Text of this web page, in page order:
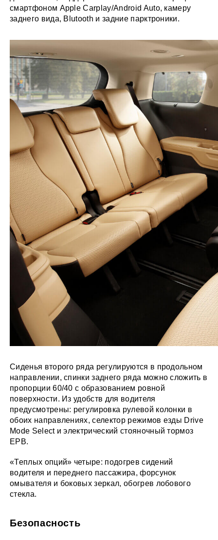
смартфоном Apple Carplay/Android Auto, камеру
заднего вида, Blutooth и задние парктроники.
Сиденья второго ряда регулируются в продольном
направлении, спинки заднего ряда можно сложить в
пропорции 60/40 с образованием ровной
поверхности. Из удобств для водителя
предусмотрены: регулировка рулевой колонки в
обоих направлениях, селектор режимов езды Drive
Mode Select и электрический стояночный тормоз
EPB.
«Теплых опций» четыре: подогрев сидений
водителя и переднего пассажира, форсунок
омывателя и боковых зеркал, обогрев лобового
стекла.
Безопасность